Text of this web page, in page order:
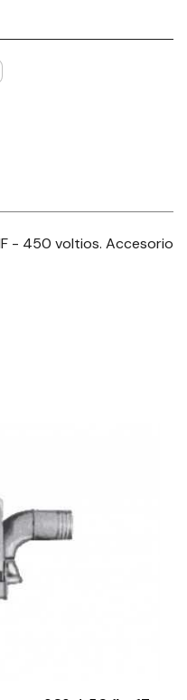
- 450 voltios. Accesorio